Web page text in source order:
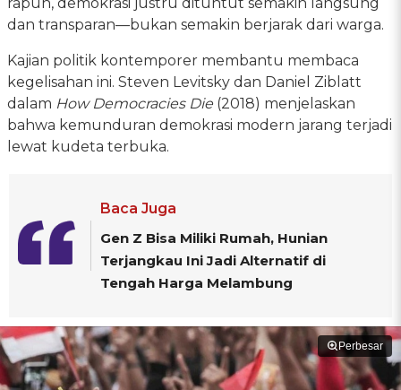
dan transparan—bukan semakin berjarak dari warga.
Kajian politik kontemporer membantu membaca
kegelisahan ini. Steven Levitsky dan Daniel Ziblatt
dalam How Democracies Die (2018) menjelaskan
bahwa kemunduran demokrasi modern jarang terjadi
lewat kudeta terbuka.
Baca Juga
Gen Z Bisa Miliki Rumah, Hunian
Terjangkau Ini Jadi Alternatif di
Tengah Harga Melambung
Perbesar